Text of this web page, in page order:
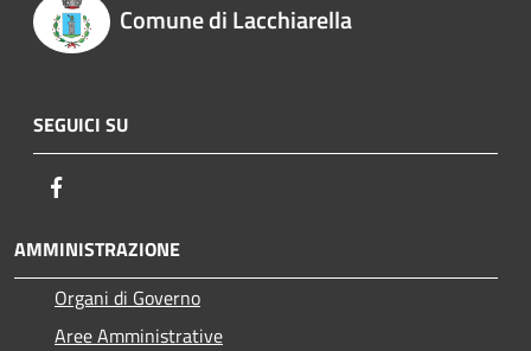
Comune di Lacchiarella
SEGUICI SU
AMMINISTRAZIONE
Organi di Governo
Aree Amministrative